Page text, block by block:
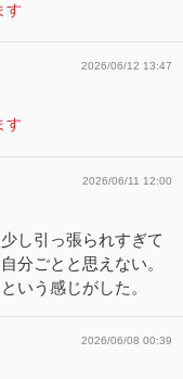
す
2026/06/12 13:47
す
2026/06/11 12:00
し引っ張られすぎて
分ごとと思えない。
いう感じがした。
2026/06/08 00:39